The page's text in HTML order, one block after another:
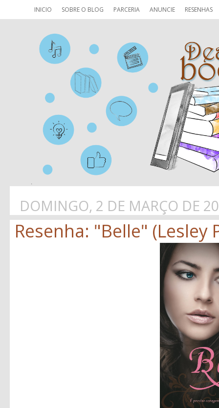
INICIO SOBRE O BLOG PARCERIA ANUNCIE RESENHAS
DOMINGO, 2 DE MARÇO DE
Resenha: "Belle" (Lesley